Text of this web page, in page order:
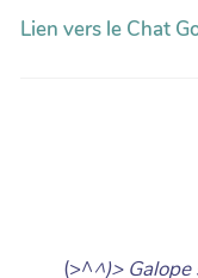
Lien vers le Chat
(>^^)>